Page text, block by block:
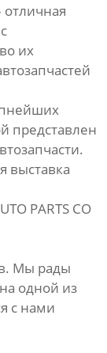
отличная
их
представлен
.
выставка
PARTS CO
. Мы рады
одной из
с нами